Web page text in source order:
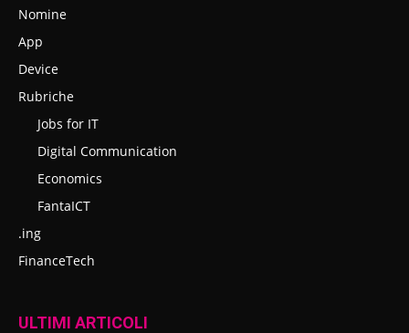
Nomine
App
Device
Rubriche
Jobs for IT
Digital Communication
Economics
FantaICT
.ing
FinanceTech
ULTIMI ARTICOLI